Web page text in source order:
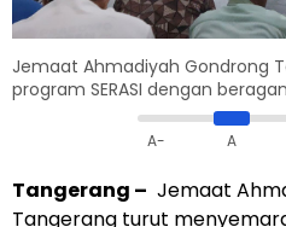
Jemaat Ahmadiyah Gondrong
program SERASI dengan
A- A
Tangerang – Jemaat
Tangerang turut